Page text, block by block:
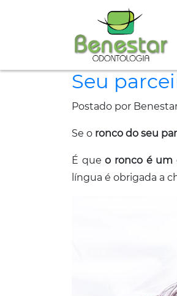
Seu
Postado por
Se o ronco do seu
É queo ronco é um
língua é obrigada a